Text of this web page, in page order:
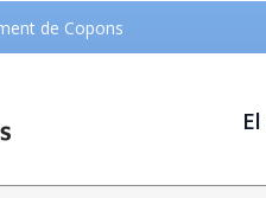
de Copons